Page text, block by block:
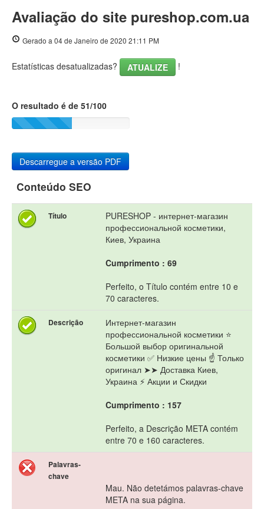
Avaliação do site pureshop.com.ua
Gerado a 04 de Janeiro de 2020 21:11 PM
Estatísticas desatualizadas? ATUALIZE !
O resultado é de 51/100
Descarregue a versão PDF
Conteúdo SEO
Título
PURESHOP - интернет-магазин
профессиональной косметики,
Киев, Украина
Cumprimento : 69
Perfeito, o Título contém entre 10 e
70 caracteres.
Descrição
Интернет-магазин
профессиональной косметики ⭐
Большой выбор оригинальной
косметики ✅ Низкие цены ☝ Только
оригинал ➤➤ Доставка Киев,
Украина ⚡ Акции и Скидки
Cumprimento : 157
Perfeito, a Descrição META contém
entre 70 e 160 caracteres.
Palavras-
chave
Mau. Não detetámos palavras-chave
META na sua página.